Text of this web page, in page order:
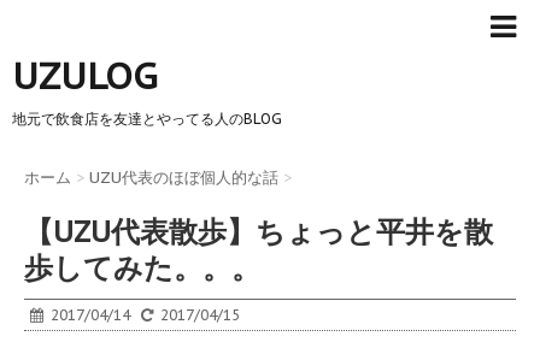
UZULOG
地元で飲食店を友達とやってる人のBLOG
ホーム > UZU代表のほぼ個人的な話 >
【UZU代表散歩】ちょっと平井を散
歩してみた。。。
2017/04/14 2017/04/15